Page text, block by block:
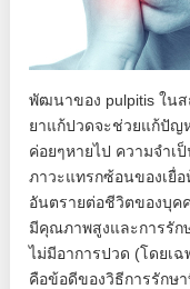
พัฒนาของ pulpitis ใน
ยาแก้ปวดจะช่วยแก้ปัญ
ค่อยๆหายไป ความจำเ
ภาวะแทรกซ้อนของเยื่อ
อันตรายต่อชีวิตของบุค
มีคุณภาพสูงและการรัก
ไม่มีอาการปวด (โดยเฉ
คือข้อดีของวิธีการรักษ